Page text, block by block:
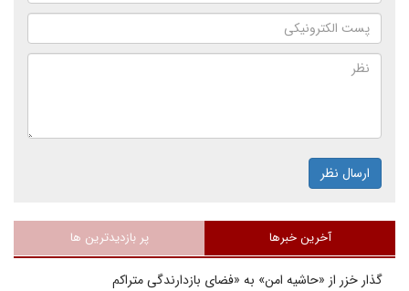
ارسال نظر
آخرین خبرها پر بازدیدترین ها
گذار خزر از «حاشیه امن» به «فضای بازدارندگی متراکم